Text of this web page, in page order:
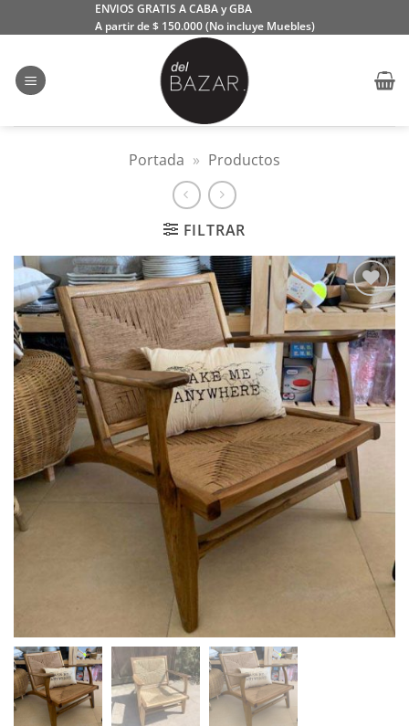
al
ENVIOS GRATIS A CABA y GBA
A partir de $ 150.000 (No incluye Muebles)
Portada » Productos
FILTRAR
Añadir
a la
lista
de
deseos